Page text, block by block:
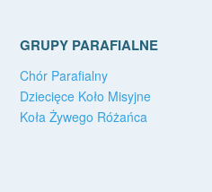
GRUPY PARAFIALNE
Chór Parafialny
Dziecięce Koło Misyjne
Koła Żywego Różańca